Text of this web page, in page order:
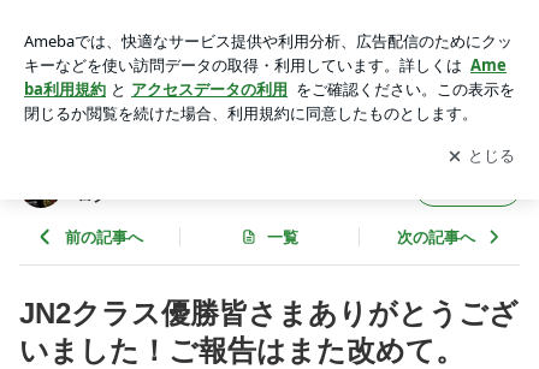
改めて。 | ラリードライバー奴田原文雄オフィシャルブログ
アプリをダウンロードして ブログの更新通知
を受け取りまし
ょう。
開く
ログ
前の記事へ 一覧 次の記事へ
JN2クラス優勝皆さまありがとうござ
いました！ご報告はまた改めて。